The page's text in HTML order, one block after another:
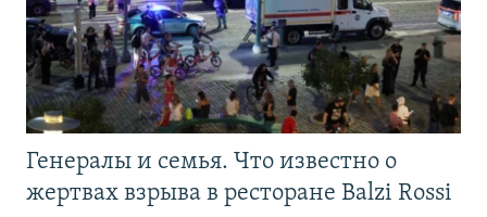
Генералы и семья. Что известно о
жертвах взрыва в ресторане Balzi Rossi